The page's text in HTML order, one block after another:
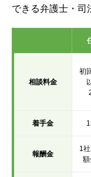
できる弁護士・司
相談料金
初
着手金
報酬金
1
額